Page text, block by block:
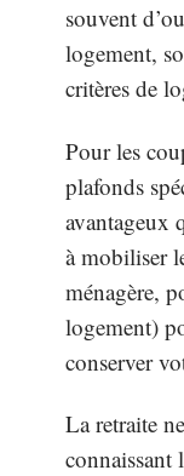
souvent
logement,
critères de
Pour les
plafonds
avantageux
à mobiliser
ménagère,
logement)
conserver
La retraite
connaissant